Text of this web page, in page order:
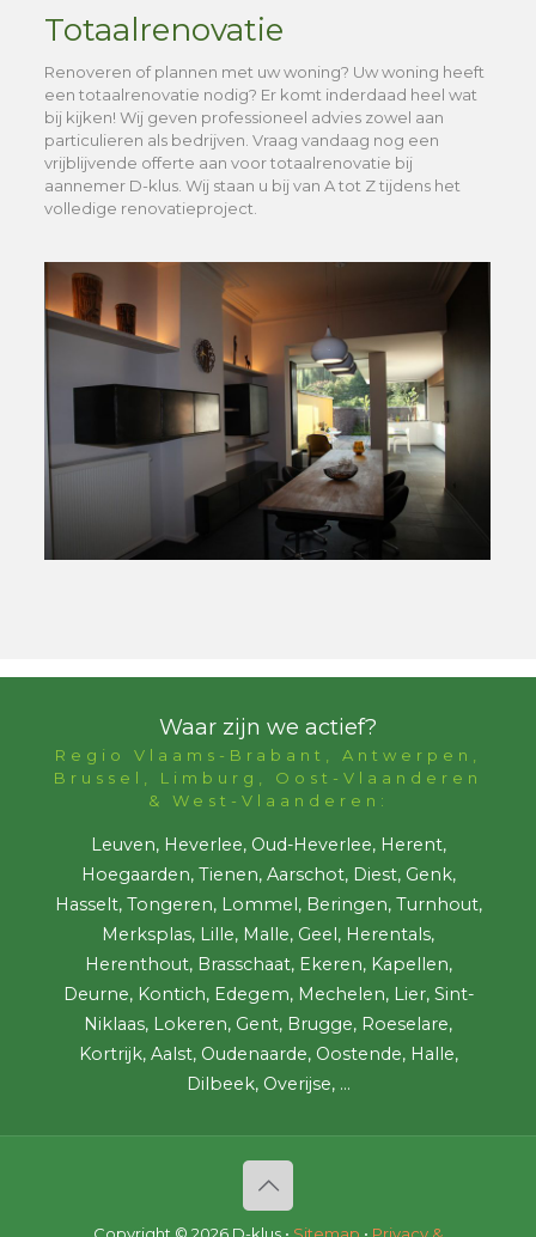
Totaalrenovatie
Renoveren of plannen met uw woning? Uw woning heeft
een totaalrenovatie nodig? Er komt inderdaad heel wat
bij kijken! Wij geven professioneel advies zowel aan
particulieren als bedrijven. Vraag vandaag nog een
vrijblijvende offerte aan voor totaalrenovatie bij
aannemer D-klus. Wij staan u bij van A tot Z tijdens het
volledige renovatieproject.
Waar zijn we actief?
Regio Vlaams-Brabant, Antwerpen,
Brussel, Limburg, Oost-Vlaanderen
& West-Vlaanderen:
Leuven, Heverlee, Oud-Heverlee, Herent,
Hoegaarden, Tienen, Aarschot, Diest, Genk,
Hasselt, Tongeren, Lommel, Beringen, Turnhout,
Merksplas, Lille, Malle, Geel, Herentals,
Herenthout, Brasschaat, Ekeren, Kapellen,
Deurne, Kontich, Edegem, Mechelen, Lier, Sint-
Niklaas, Lokeren, Gent, Brugge, Roeselare,
Kortrijk, Aalst, Oudenaarde, Oostende, Halle,
Dilbeek, Overijse, ...
Copyright © 2026 D-klus • Sitemap • Privacy &